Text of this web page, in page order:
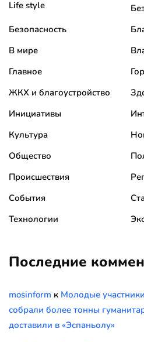
Life style
Безопасность
В мире
Главное
ЖКХ и благоустройство
Инициативы
Культура
Общество
Происшествия
События
Технологии
Последние
mosinform к Молодые
собрали более тонны
доставили в «Эспаньолу»